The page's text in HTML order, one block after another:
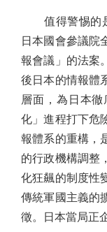
值得警惕的是
日本國會參議院
報會議」的法案
後日本的情報體
層面，為日本
化」進程打下危
報體系的重構，
的行政機構調整
化狂飆的制度性
傳統軍國主義的
徵。日本當局正